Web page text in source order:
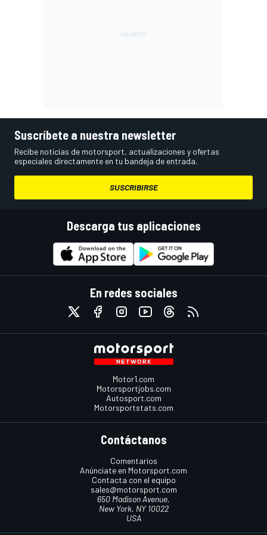
Suscríbete a nuestra newsletter
Recibe noticias de motorsport, actualizaciones y ofertas
especiales directamente en tu bandeja de entrada.
SUSCRIBIRSE
Descarga tus aplicaciones
En redes sociales
Motor1.com
Motorsportjobs.com
Autosport.com
Motorsportstats.com
Contáctanos
Comentarios
Anúnciate en Motorsport.com
Contacta con el equipo
sales@motorsport.com
650 Madison Avenue,
New York, NY 10022
USA